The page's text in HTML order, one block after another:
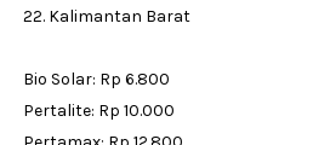
22. Kalimantan Barat
Bio Solar: Rp 6.800
Pertalite: Rp 10.000